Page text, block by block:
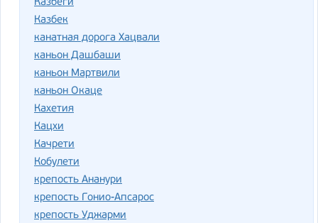
Казбеги
Казбек
канатная дорога Хацвали
каньон Дашбаши
каньон Мартвили
каньон Окаце
Кахетия
Кацхи
Качрети
Кобулети
крепость Ананури
крепость Гонио-Апсарос
крепость Уджарми